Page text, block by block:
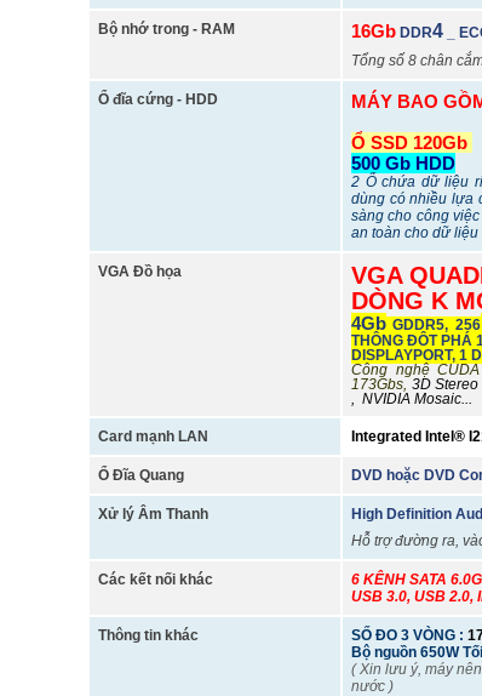
Bộ nhớ trong - RAM 16Gb DDR4 _
Tổng số 8 chân
Ổ đĩa cứng - HDD
MÁY BAO
Ổ SSD 120Gb
500 Gb HDD
2 Ổ chứa dữ liệu
dùng có nhiều lựa
sàng cho công
an toàn cho dữ liệu
VGA Đồ họa
VGA
DÒNG K
4Gb GDDR5, 256
THÔNG ĐỘT PHÁ
DISPLAYPORT, 1
Công nghệ
173Gbs, 3D
, NVIDIA Mosaic...
Card mạnh LAN Integrated Intel®
Ổ Đĩa Quang DVD hoặc DVD
Xử lý Âm Thanh
High Definition
Hỗ trợ đường ra,
Các kết nối khác 6 KÊNH SATA
USB 3.0, USB 2.0,
Thông tin khác SỐ ĐO 3 VÒNG :
Bộ nguồn 650W
( Xin lưu ý, máy
nước )